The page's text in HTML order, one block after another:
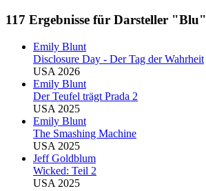
117 Ergebnisse für Darsteller "Blu"
Emily Blunt
Disclosure Day - Der Tag der Wahrheit
USA 2026
Emily Blunt
Der Teufel trägt Prada 2
USA 2025
Emily Blunt
The Smashing Machine
USA 2025
Jeff Goldblum
Wicked: Teil 2
USA 2025